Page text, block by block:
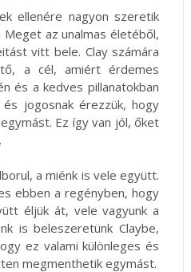
ellenére nagyon szeretik
az unalmas életéből,
vitt bele. Clay számára
a cél, amiért érdemes
és a kedves pillanatokban
jogosnak érezzük, hogy
Ez így van jól, őket
a miénk is vele együtt.
ebben a regényben, hogy
éljük át, vele vagyunk a
is beleszeretünk Claybe,
ez valami különleges és
megmenthetik egymást.